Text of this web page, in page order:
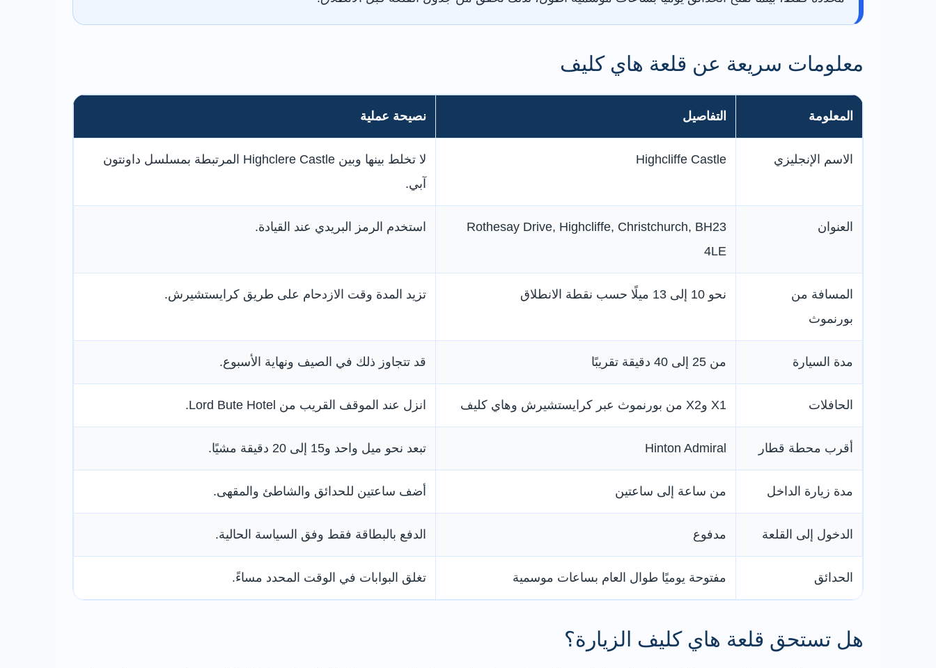
معلومات سريعة عن قلعة هاي كليف
المعلومة التفاصيل نصيحة عملية
الاسم الإنجليزي Highcliffe Castle
لا تخلط بينها وبين Highclere Castle المرتبطة بمسلسل داونتون
آبي.
العنوان
Rothesay Drive, Highcliffe, Christchurch, BH23
4LE
استخدم الرمز البريدي عند القيادة.
المسافة من
بورنموث
نحو 10 إلى 13 ميلًا حسب نقطة الانطلاق تزيد المدة وقت الازدحام على طريق كرايستشيرش.
مدة السيارة من 25 إلى 40 دقيقة تقريبًا قد تتجاوز ذلك في الصيف ونهاية الأسبوع.
الحافلات X1 وX2 من بورنموث عبر كرايستشيرش وهاي كليف انزل عند الموقف القريب من Lord Bute Hotel.
أقرب محطة قطار Hinton Admiral تبعد نحو ميل واحد و15 إلى 20 دقيقة مشيًا.
مدة زيارة الداخل من ساعة إلى ساعتين أضف ساعتين للحدائق والشاطئ والمقهى.
الدخول إلى القلعة مدفوع الدفع بالبطاقة فقط وفق السياسة الحالية.
الحدائق مفتوحة يوميًا طوال العام بساعات موسمية تغلق البوابات في الوقت المحدد مساءً.
هل تستحق قلعة هاي كليف الزيارة؟